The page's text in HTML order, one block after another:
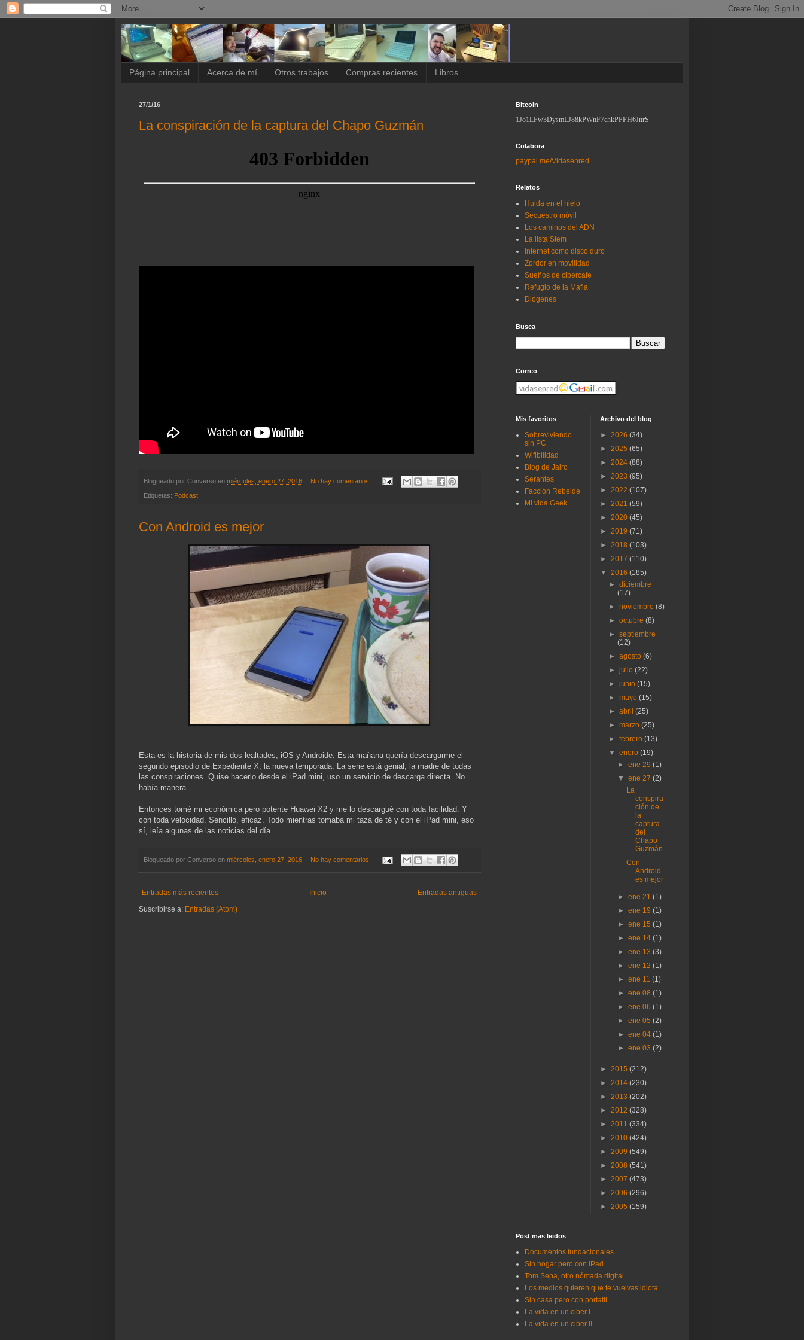
Página principal Acerca de mí Otros trabajos Compras recientes Libros
27/1/16
La conspiración de la captura del Chapo Guzmán
Blogueado por Converso en miércoles, enero 27, 2016 No hay comentarios:
Etiquetas: Podcast
Con Android es mejor
Esta es la historia de mis dos lealtades, iOS y Androide. Esta mañana quería descargarme el
segundo episodio de Expediente X, la nueva temporada. La serie está genial, la madre de todas
las conspiraciones. Quise hacerlo desde el iPad mini, uso un servicio de descarga directa. No
había manera.
Entonces tomé mi económica pero potente Huawei X2 y me lo descargué con toda facilidad. Y
con toda velocidad. Sencillo, eficaz. Todo mientras tomaba mi taza de té y con el iPad mini, eso
sí, leía algunas de las noticias del día.
Blogueado por Converso en miércoles, enero 27, 2016 No hay comentarios:
Entradas más recientes Entradas antiguas
Inicio
Suscribirse a: Entradas (Atom)
Bitcoin
1Jo1LFw3DysmLJ88kPWnF7chkPPFH6JnrS
Colabora
paypal.me/Vidasenred
Relatos
Huida en el hielo
Secuestro móvil
Los caminos del ADN
La lista Stem
Internet como disco duro
Zordor en movilidad
Sueños de cibercafe
Refugio de la Mafia
Diogenes
Busca
Correo
Mis favoritos
Sobreviviendo
sin PC
Wifibilidad
Blog de Jairo
Serantes
Facción Rebelde
Mi vida Geek
Archivo del blog
► 2026 (34)
► 2025 (65)
► 2024 (88)
► 2023 (95)
► 2022 (107)
► 2021 (59)
► 2020 (45)
► 2019 (71)
► 2018 (103)
► 2017 (110)
▼ 2016 (185)
►diciembre
(17)
►noviembre(8)
►octubre(8)
►septiembre
(12)
►agosto(6)
►julio(22)
►junio(15)
►mayo(15)
►abril(25)
►marzo(25)
►febrero(13)
▼enero(19)
► ene 29 (1)
▼ ene 27 (2)
La
conspira
ción de
la
captura
del
Chapo
Guzmán
Con
Android
es mejor
► ene 21 (1)
► ene 19 (1)
► ene 15 (1)
► ene 14 (1)
► ene 13 (3)
► ene 12 (1)
► ene 11 (1)
► ene 08 (1)
► ene 06 (1)
► ene 05 (2)
► ene 04 (1)
► ene 03 (2)
► 2015 (212)
► 2014 (230)
► 2013 (202)
► 2012 (328)
► 2011 (334)
► 2010 (424)
► 2009 (549)
► 2008 (541)
► 2007 (473)
► 2006 (296)
► 2005 (159)
Post mas lei­dos
Documentos fundacionales
Sin hogar pero con iPad
Tom Sepa, otro nómada digital
Los medios quieren que te vuelvas idiota
Sin casa pero con portatil
La vida en un ciber I
La vida en un ciber II